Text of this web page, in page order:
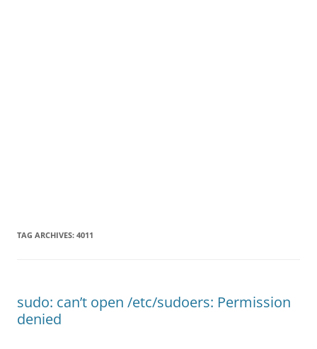
TAG ARCHIVES: 4011
sudo: can’t open /etc/sudoers: Permission
denied